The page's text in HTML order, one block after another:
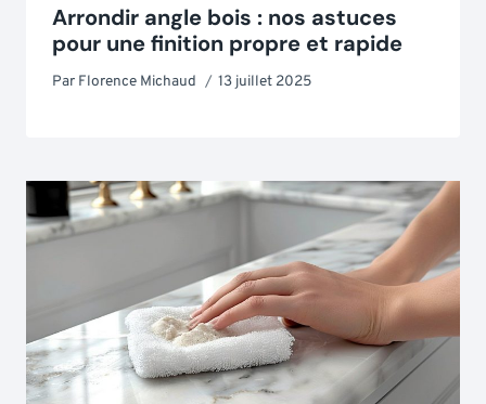
Arrondir angle bois : nos astuces
pour une finition propre et rapide
Par Florence Michaud 13 juillet 2025